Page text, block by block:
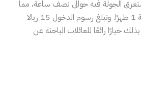
الجولة فيه حوالي نصف ساعة، مما
. يفتح لكم المتحف أبوابه يوميا من الساعة 7 صباحا حتى 12 ظهرا، ما عدا يوم الجمعة حيث يبدأ من الساعة 1 ظهرًا. وتبلغ رسوم الدخول 15 ريالا
خيارًا رائعًا للعائلات الباحثة عن